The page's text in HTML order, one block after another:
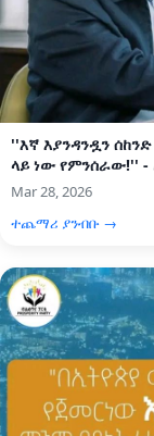
''እኛ እያንዳንዷን
ላይ ነው የምንሰራው!''
Mar 28, 2026
ተጨማሪ ያንብቡ →